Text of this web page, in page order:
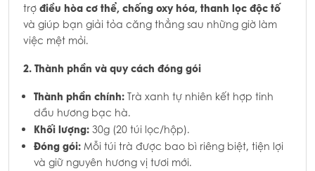
trợ điều hòa cơ thể, chống oxy hóa, thanh lọc độc tố
và giúp bạn giải tỏa căng thẳng sau những giờ làm
việc mệt mỏi.
2. Thành phần và quy cách đóng gói
Thành phần chính: Trà xanh tự nhiên kết hợp tinh
dầu hương bạc hà.
Khối lượng: 30g (20 túi lọc/hộp).
Đóng gói: Mỗi túi trà được bao bì riêng biệt, tiện lợi
và giữ nguyên hương vị tươi mới.